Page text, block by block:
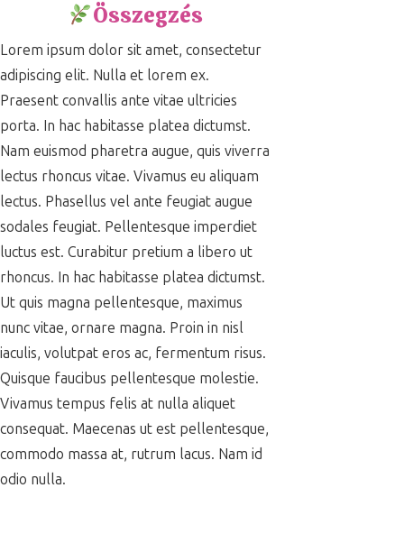
Összegzés
Lorem ipsum dolor sit amet, consectetur
adipiscing elit. Nulla et lorem ex.
Praesent convallis ante vitae ultricies
porta. In hac habitasse platea dictumst.
Nam euismod pharetra augue, quis viverra
lectus rhoncus vitae. Vivamus eu aliquam
lectus. Phasellus vel ante feugiat augue
sodales feugiat. Pellentesque imperdiet
luctus est. Curabitur pretium a libero ut
rhoncus. In hac habitasse platea dictumst.
Ut quis magna pellentesque, maximus
nunc vitae, ornare magna. Proin in nisl
iaculis, volutpat eros ac, fermentum risus.
Quisque faucibus pellentesque molestie.
Vivamus tempus felis at nulla aliquet
consequat. Maecenas ut est pellentesque,
commodo massa at, rutrum lacus. Nam id
odio nulla.